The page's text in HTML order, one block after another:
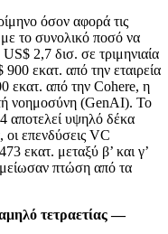
όσον αφορά τις
το συνολικό ποσό να
2,7 δισ. σε τριμηνιαία
εκατ. από την εταιρεία
εκατ. από την Cohere, η
νοημοσύνη (GenAI). Το
αποτελεί υψηλό δέκα
οι επενδύσεις VC
εκατ. μεταξύ β’ και γ’
πτώση από τα
τετραετίας —